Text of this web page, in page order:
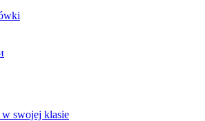
w swojej klasie